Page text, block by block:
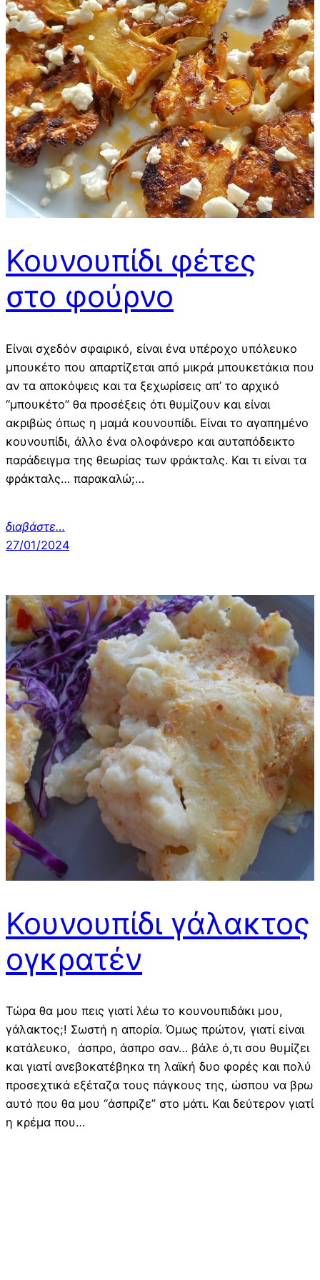
Κουνουπίδι φέτες
στο φούρνο
Είναι σχεδόν σφαιρικό, είναι ένα υπέροχο υπόλευκο
μπουκέτο που απαρτίζεται από μικρά μπουκετάκια που
αν τα αποκόψεις και τα ξεχωρίσεις απ’ το αρχικό
“μπουκέτο” θα προσέξεις ότι θυμίζουν και είναι
ακριβώς όπως η μαμά κουνουπίδι. Είναι το αγαπημένο
κουνουπίδι, άλλο ένα ολοφάνερο και αυταπόδεικτο
παράδειγμα της θεωρίας των φράκταλς. Και τι είναι τα
φράκταλς… παρακαλώ;…
διαβάστε…
27/01/2024
Κουνουπίδι γάλακτος
ογκρατέν
Τώρα θα μου πεις γιατί λέω το κουνουπιδάκι μου,
γάλακτος;! Σωστή η απορία. Όμως πρώτον, γιατί είναι
κατάλευκο, άσπρο, άσπρο σαν… βάλε ό,τι σου θυμίζει
και γιατί ανεβοκατέβηκα τη λαϊκή δυο φορές και πολύ
προσεχτικά εξέταζα τους πάγκους της, ώσπου να βρω
αυτό που θα μου “άσπριζε” στο μάτι. Και δεύτερον γιατί
η κρέμα που…